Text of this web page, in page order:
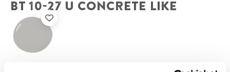
BT 10-27 U CONCRETE LIKE